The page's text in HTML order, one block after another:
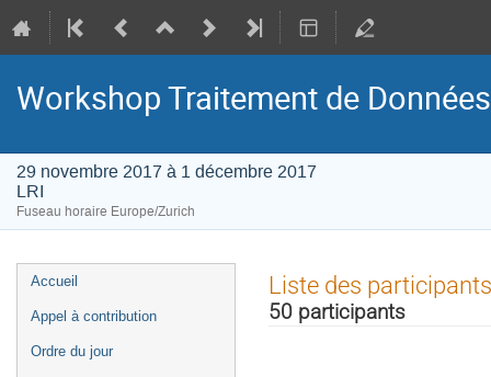
Workshop Traitement de
29 novembre 2017 à 1 décembre 2017
LRI
Fuseau horaire Europe/Zurich
Menu
de
Accueil
Appel à contribution
Ordre du jour
Liste des participants
50 participants